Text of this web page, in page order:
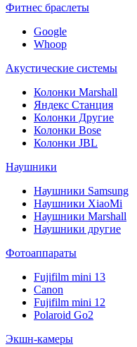
Фитнес браслеты
Google
Whoop
Акустические системы
Колонки Marshall
Яндекс Станция
Колонки Другие
Колонки Bose
Колонки JBL
Наушники
Наушники Samsung
Наушники XiaoMi
Наушники Marshall
Наушники другие
Фотоаппараты
Fujifilm mini 13
Canon
Fujifilm mini 12
Polaroid Go2
Экшн-камеры